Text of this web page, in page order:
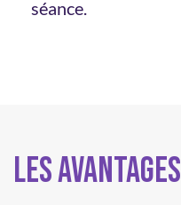
séance.
LES AVANTAGES